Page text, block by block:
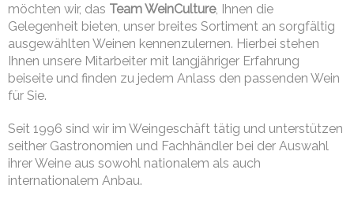
möchten wir, das Team WeinCulture, Ihnen die
Gelegenheit bieten, unser breites Sortiment an sorgfältig
ausgewählten Weinen kennenzulernen. Hierbei stehen
Ihnen unsere Mitarbeiter mit langjähriger Erfahrung
beiseite und finden zu jedem Anlass den passenden Wein
für Sie.
Seit 1996 sind wir im Weingeschäft tätig und unterstützen
seither Gastronomien und Fachhändler bei der Auswahl
ihrer Weine aus sowohl nationalem als auch
internationalem Anbau.